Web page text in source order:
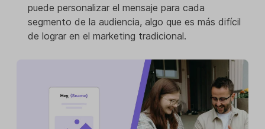
puede personalizar el mensaje para cada
segmento de la audiencia, algo que es más difícil
de lograr en el marketing tradicional.